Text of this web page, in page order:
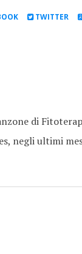
TWITTER
di
negli ultimi